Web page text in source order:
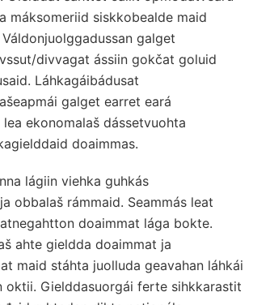
máksomeriid siskkobealde maid
galget
divvagat ássiin gokčat goluid
Láhkagáibádusat
galget earret eará
ekonomalaš dássetvuohta
doaimmas.
lágiin viehka guhkás
obbalaš rámmaid. Seammás leat
doaimmat lága bokte.
ahte gieldda doaimmat ja
maid stáhta juolluda geavahan láhkái
oktii. Gielddasuorgái ferte sihkkarastit